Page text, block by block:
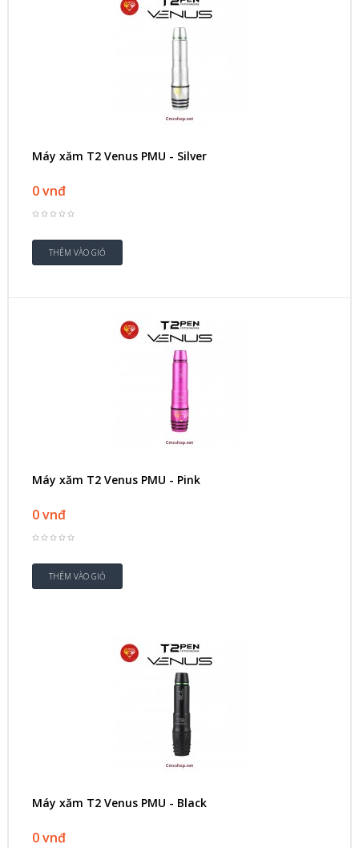
Máy xăm T2 Venus PMU - Silver
0 vnđ
Máy xăm T2 Venus PMU - Pink
0 vnđ
Máy xăm T2 Venus PMU - Black
0 vnđ